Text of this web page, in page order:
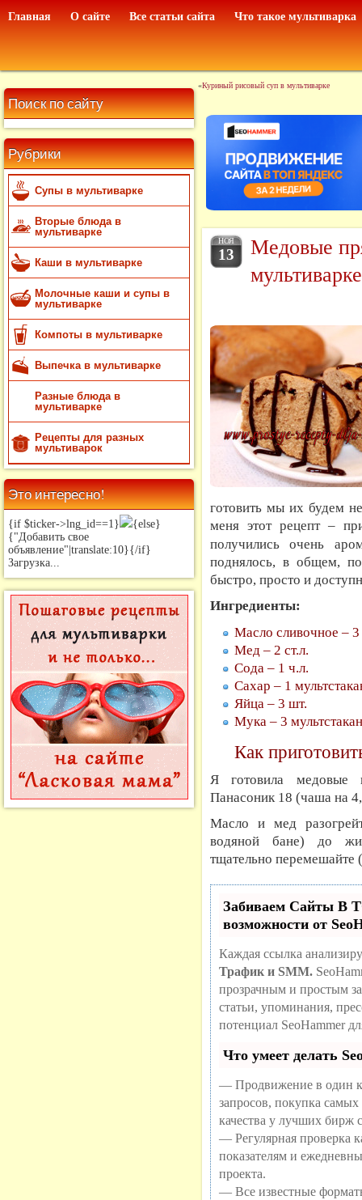
Главная О сайте Все статьи сайта Что такое мультиварка
Поиск по сайту
Рубрики
Супы в мультиварке
Вторые блюда в
мультиварке
Каши в мультиварке
Молочные каши и супы в
мультиварке
Компоты в мультиварке
Выпечка в мультиварке
Разные блюда в
мультиварке
Рецепты для разных
мультиварок
Это интересно!
{if $ticker->lng_id==1}
{else}
{"Добавить свое
объявление"|translate:10}{/if}
Загрузка...
«Куриный рисовый суп в мультиварке
НОЯ
13
Медовые
мультиварке
готовить мы их будем
меня этот рецепт –
получились очень
поднялось, в общем,
быстро, просто и
Ингредиенты:
Масло сливочное – 3
Мед – 2 ст.л.
Сода – 1 ч.л.
Сахар – 1
Яйца – 3 шт.
Мука – 3
Как
Я готовила
Панасоник 18 (чаша на
Масло и мед
водяной бане) до
тщательно перемешайте
Забиваем Сайты
возможности от
Каждая ссылка
Трафик и SMM.
прозрачным и простым
статьи, упоминания,
потенциал SeoHammer
Что умеет делать
— Продвижение в один
запросов, покупка
качества у лучших бирж
— Регулярная проверка
показателям и
проекта.
— Все известные